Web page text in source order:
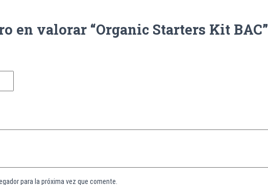
en valorar “Organic Starters Kit BAC”
para la próxima vez que comente.